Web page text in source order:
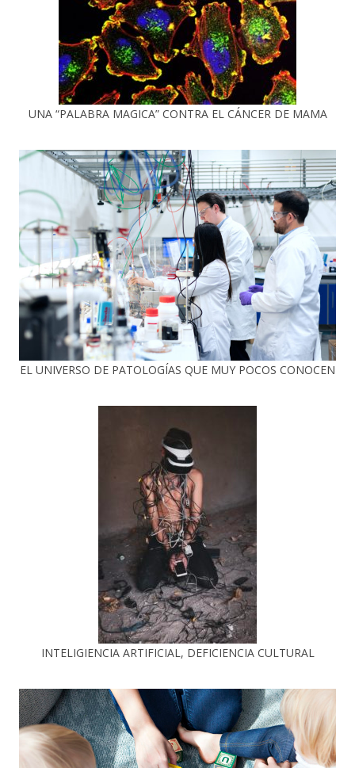
UNA “PALABRA MAGICA” CONTRA EL CÁNCER DE MAMA
EL UNIVERSO DE PATOLOGÍAS QUE MUY POCOS CONOCEN
INTELIGIENCIA ARTIFICIAL, DEFICIENCIA CULTURAL